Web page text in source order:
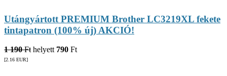
Utángyártott PREMIUM Brother LC3219XL fekete
tintapatron (100% új) AKCIÓ!
1 190 Ft helyett 790 Ft
[2.16 EUR]